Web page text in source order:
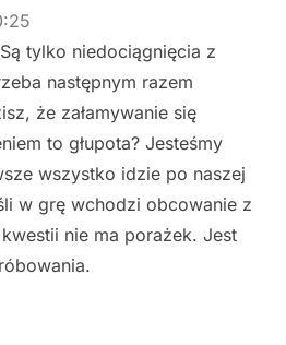
tylko niedociągnięcia z
następnym razem
że załamywanie się
to głupota? Jesteśmy
wszystko idzie po naszej
w grę wchodzi obcowanie z
nie ma porażek. Jest